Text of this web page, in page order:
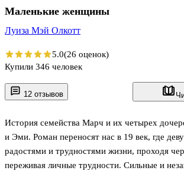
12 отзывов
История семейства Марч и их четырех
и Эми. Роман переносят нас в 19 век, где
радостями и трудностями жизни, проходя
переживая личные трудности. Сильные и
Маленькие женщины
Луиза Мэй Олкотт
5.0(26 оценок)
Купили 346 человек